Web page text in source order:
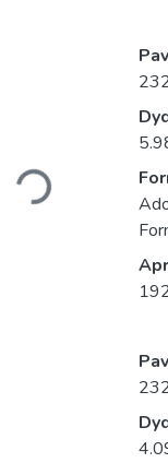
Įkeliama...